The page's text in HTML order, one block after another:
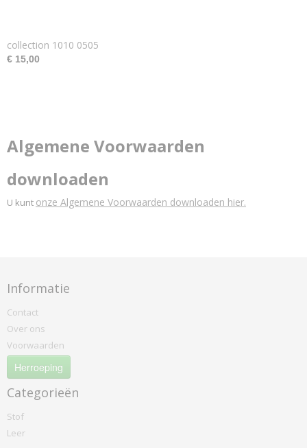
collection 1010 0505
€ 15,00
Algemene Voorwaarden
downloaden
U kunt onze Algemene Voorwaarden downloaden hier.
Informatie
Contact
Over ons
Voorwaarden
Herroeping
Categorieën
Stof
Leer